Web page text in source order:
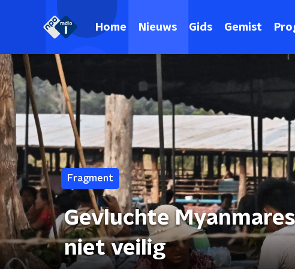
Home Nieuws Gids Gemist
Fragment
Gevluchte
niet veilig